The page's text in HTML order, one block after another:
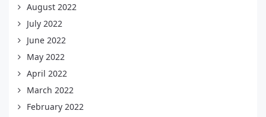
August 2022
July 2022
June 2022
May 2022
April 2022
March 2022
February 2022